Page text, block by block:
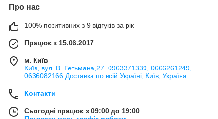
Про нас
100% позитивних з 9 відгуків за рік
Працює з 15.06.2017
м. Київ
Київ, вул. В. Гетьмана,27. 0963371339, 0666261249,
0636082166 Доставка по всій Україні, Київ, Україна
Контакти
Сьогодні працює з 09:00 до 19:00